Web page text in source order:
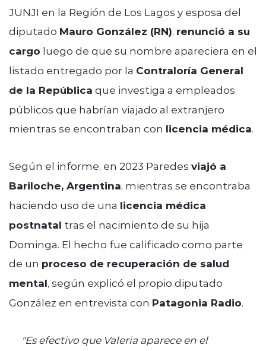
JUNJI en la Región de Los Lagos y esposa del
diputado Mauro González (RN), renunció a su
cargo luego de que su nombre apareciera en el
listado entregado por la Contraloría General
de la República que investiga a empleados
públicos que habrían viajado al extranjero
mientras se encontraban con licencia médica.
Según el informe, en 2023 Paredes viajó a
Bariloche, Argentina, mientras se encontraba
haciendo uso de una licencia médica
postnatal tras el nacimiento de su hija
Dominga. El hecho fue calificado como parte
de un proceso de recuperación de salud
mental, según explicó el propio diputado
González en entrevista con Patagonia Radio.
"Es efectivo que Valeria aparece en el